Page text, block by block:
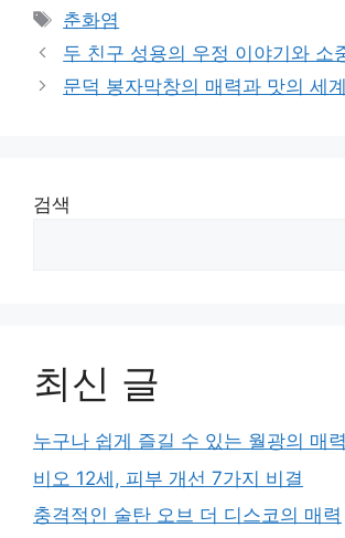
Tags
춘화염
두 친구 성용의 우정 이야기와 소
문덕 봉자막창의 매력과 맛의 세계
검색
최신 글
누구나 쉽게 즐길 수 있는 월광의 매력
비오 12세, 피부 개선 7가지 비결
충격적인 술탄 오브 더 디스코의 매력